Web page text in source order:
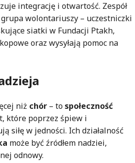
integrację i otwartość. Zespół
wolontariuszy – uczestniczki
siatki w Fundacji Ptakh,
oraz wysyłają pomoc na
niż chór – tospołeczność
które poprzez śpiew i
siłę w jedności. Ich działalność
może być źródłem nadziei,
odnowy.